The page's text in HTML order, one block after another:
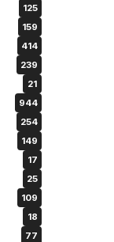
125
159
414
239
21
944
254
149
17
25
109
18
77